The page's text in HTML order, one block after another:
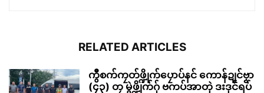
RELATED ARTICLES
ကွဳစက်ကၠတ်ဖ္ဍိုက်ပၠောပ်နင် ကောန်ဍုင်ဗၟာ
(၄၃) တၠ မွဲဖ္ဍိုက်ဂှ် ဗကပ်အာတုဲ ဒးဒုင်ရပ်